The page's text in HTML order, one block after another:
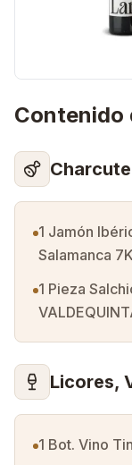
Contenido
1 Jamón
Salamanca
1 Pieza
Licores,
1 Bot. Vino